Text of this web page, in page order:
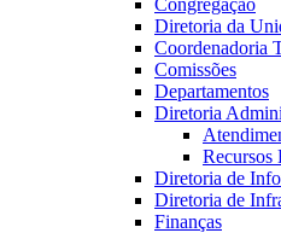
Congregação
Diretoria da
Coordenadoria
Comissões
Departamentos
Diretoria
Recursos
Diretoria de
Diretoria de
Finanças